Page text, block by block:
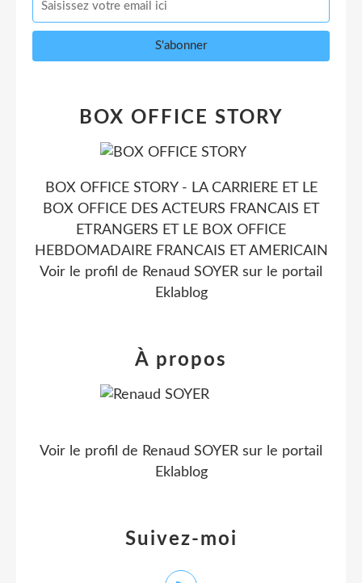
BOX OFFICE STORY
BOX OFFICE STORY - LA CARRIERE ET LE
BOX OFFICE DES ACTEURS FRANCAIS ET
ETRANGERS ET LE BOX OFFICE
HEBDOMADAIRE FRANCAIS ET AMERICAIN
Voir le profil de Renaud SOYER sur le portail
Eklablog
Suivez-moi
À propos
Voir le profil de Renaud SOYER sur le portail
Eklablog